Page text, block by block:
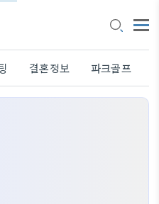
결혼정보 파크골프